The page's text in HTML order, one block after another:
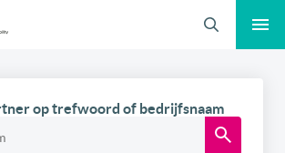
op trefwoord of bedrijfsnaam